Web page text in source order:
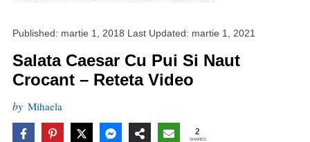
Published: martie 1, 2018 Last Updated: martie 1, 2021
Salata Caesar Cu Pui Si Naut
Crocant – Reteta Video
by Mihaela
2
SHARES